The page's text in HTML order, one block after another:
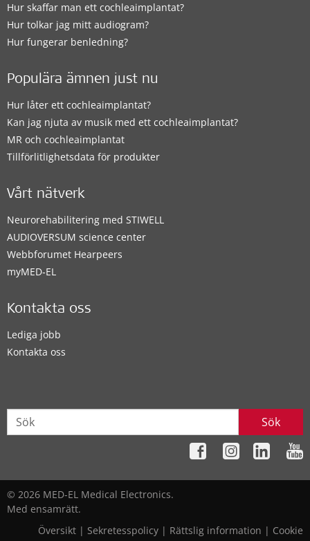
Hur skaffar man ett cochleaimplantat?
Hur tolkar jag mitt audiogram?
Hur fungerar benledning?
Populära ämnen just nu
Hur låter ett cochleaimplantat?
Kan jag njuta av musik med ett cochleaimplantat?
MR och cochleaimplantat
Tillförlitlighetsdata för produkter
Vårt nätverk
Neurorehabilitering med STIWELL
AUDIOVERSUM science center
Webbforumet Hearpeers
myMED‑EL
Kontakta oss
Lediga jobb
Kontakta oss
Sök
© 2026 MED-EL Medical Electronics.
Med ensamrätt.
Översikt | Sekretesspolicy | Rättslig information | Cookie